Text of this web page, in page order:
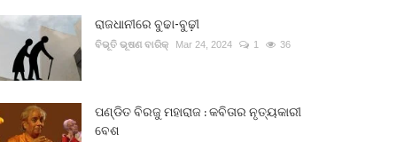
ରାଜଧାନୀରେ ବୁଢା-ବୁଢ଼ୀ
ବିଭୂତି ଭୂଷଣ ବାରିକ୍ Mar 24, 2024 1 36
ପଣ୍ଡିତ ବିରଜୁ ମହାରାଜ : କବିତାର ନୃତ୍ୟକାରୀ
ବେଶ